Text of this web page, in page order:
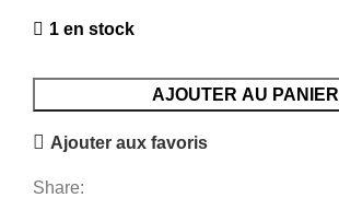
1 en stock
AJOUTER AU PANIER
Ajouter aux favoris
Share: